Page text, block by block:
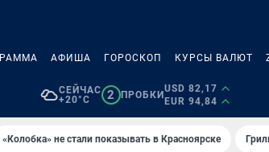
АФИША ГОРОСКОП КУРСЫ ВАЛЮТ
СЕЙЧАС
+20°C
2 ПРОБКИ
USD 82,17
EUR 94,84
«Колобка» не стали показывать в Красноярске